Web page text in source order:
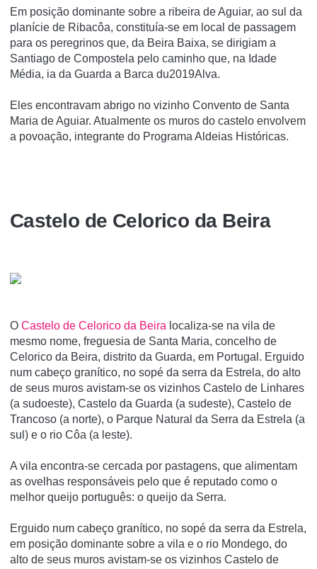
Em posição dominante sobre a ribeira de Aguiar, ao sul da
planí­cie de Ribacôa, constituí­a-se em local de passagem
para os peregrinos que, da Beira Baixa, se dirigiam a
Santiago de Compostela pelo caminho que, na Idade
Média, ia da Guarda a Barca du2019Alva.
Eles encontravam abrigo no vizinho Convento de Santa
Maria de Aguiar. Atualmente os muros do castelo envolvem
a povoação, integrante do Programa Aldeias Históricas.
Castelo de Celorico da Beira
O Castelo de Celorico da Beira localiza-se na vila de
mesmo nome, freguesia de Santa Maria, concelho de
Celorico da Beira, distrito da Guarda, em Portugal. Erguido
num cabeço granítico, no sopé da serra da Estrela, do alto
de seus muros avistam-se os vizinhos Castelo de Linhares
(a sudoeste), Castelo da Guarda (a sudeste), Castelo de
Trancoso (a norte), o Parque Natural da Serra da Estrela (a
sul) e o rio Côa (a leste).
A vila encontra-se cercada por pastagens, que alimentam
as ovelhas responsáveis pelo que é reputado como o
melhor queijo português: o queijo da Serra.
Erguido num cabeço graní­tico, no sopé da serra da Estrela,
em posição dominante sobre a vila e o rio Mondego, do
alto de seus muros avistam-se os vizinhos Castelo de